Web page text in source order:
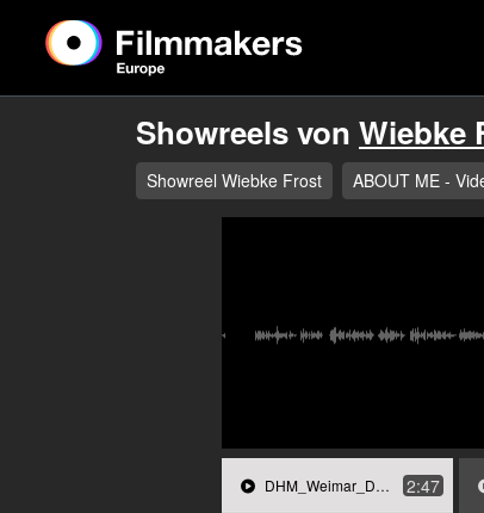
Showreels von Wiebke
Showreel Wiebke Frost ABOUT ME -
DHM_Weimar_Deutsch_A_02_VT.mp3 2:47